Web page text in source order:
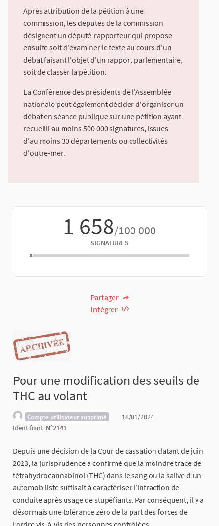
Après attribution de la pétition à une
commission, les députés de la commission
désignent un député-rapporteur qui propose
ensuite soit d'examiner le texte au cours d'un
débat faisant l'objet d'un rapport parlementaire,
soit de classer la pétition.
La Conférence des présidents de l'Assemblée
nationale peut également décider d'organiser un
débat en séance publique sur une pétition ayant
recueilli au moins 500 000 signatures, issues
d'au moins 30 départements ou collectivités
d'outre-mer.
1 658/100 000
SIGNATURES
Partager
Intégrer
Pour une modification des seuils de
THC au volant
Compte utilisateur supprimé
18/01/2024
Identifiant: N°2141
Depuis une décision de la Cour de cassation datant de juin
2023, la jurisprudence a confirmé que la moindre trace de
tétrahydrocannabinol (THC) dans le sang ou la salive d’un
automobiliste suffisait à caractériser l’infraction de
conduite après usage de stupéfiants. Par conséquent, il y a
désormais une tolérance zéro de la part des forces de
l’ordre vis-à-vis des personnes contrôlées.